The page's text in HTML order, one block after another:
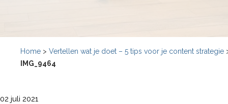
Home > Vertellen wat je doet – 5 tips voor je content strategie
IMG_9464
02 juli 2021